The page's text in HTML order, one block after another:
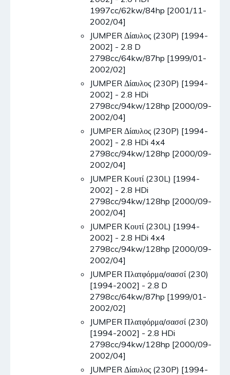
1997cc/62kw/84hp [2001/11-
2002/04]
JUMPER Δίαυλος (230P) [1994-
2002] - 2.8 D
2798cc/64kw/87hp [1999/01-
2002/02]
JUMPER Δίαυλος (230P) [1994-
2002] - 2.8 HDi
2798cc/94kw/128hp [2000/09-
2002/04]
JUMPER Δίαυλος (230P) [1994-
2002] - 2.8 HDi 4x4
2798cc/94kw/128hp [2000/09-
2002/04]
JUMPER Κουτί (230L) [1994-
2002] - 2.8 HDi
2798cc/94kw/128hp [2000/09-
2002/04]
JUMPER Κουτί (230L) [1994-
2002] - 2.8 HDi 4x4
2798cc/94kw/128hp [2000/09-
2002/04]
JUMPER Πλατφόρμα/σασσί (230)
[1994-2002] - 2.8 D
2798cc/64kw/87hp [1999/01-
2002/02]
JUMPER Πλατφόρμα/σασσί (230)
[1994-2002] - 2.8 HDi
2798cc/94kw/128hp [2000/09-
2002/04]
JUMPER Δίαυλος (230P) [1994-